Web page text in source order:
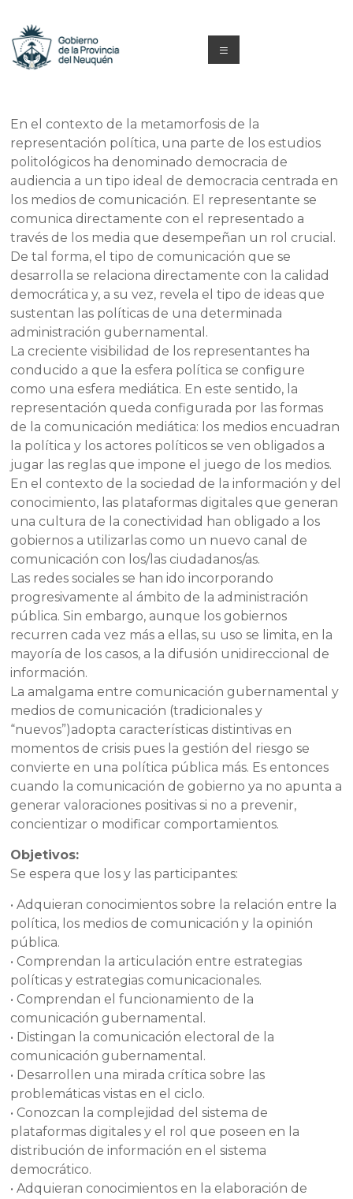
contenido
y
Formación
Neuquén
Menú
En el contexto de la metamorfosis de la
representación política, una parte de los estudios
politológicos ha denominado democracia de
audiencia a un tipo ideal de democracia centrada en
los medios de comunicación. El representante se
comunica directamente con el representado a
través de los media que desempeñan un rol crucial.
De tal forma, el tipo de comunicación que se
desarrolla se relaciona directamente con la calidad
democrática y, a su vez, revela el tipo de ideas que
sustentan las políticas de una determinada
administración gubernamental.
La creciente visibilidad de los representantes ha
conducido a que la esfera política se configure
como una esfera mediática. En este sentido, la
representación queda configurada por las formas
de la comunicación mediática: los medios encuadran
la política y los actores políticos se ven obligados a
jugar las reglas que impone el juego de los medios.
En el contexto de la sociedad de la información y del
conocimiento, las plataformas digitales que generan
una cultura de la conectividad han obligado a los
gobiernos a utilizarlas como un nuevo canal de
comunicación con los/las ciudadanos/as.
Las redes sociales se han ido incorporando
progresivamente al ámbito de la administración
pública. Sin embargo, aunque los gobiernos
recurren cada vez más a ellas, su uso se limita, en la
mayoría de los casos, a la difusión unidireccional de
información.
La amalgama entre comunicación gubernamental y
medios de comunicación (tradicionales y
“nuevos”)adopta características distintivas en
momentos de crisis pues la gestión del riesgo se
convierte en una política pública más. Es entonces
cuando la comunicación de gobierno ya no apunta a
generar valoraciones positivas si no a prevenir,
concientizar o modificar comportamientos.
Objetivos:
Se espera que los y las participantes:
• Adquieran conocimientos sobre la relación entre la
política, los medios de comunicación y la opinión
pública.
• Comprendan la articulación entre estrategias
políticas y estrategias comunicacionales.
• Comprendan el funcionamiento de la
comunicación gubernamental.
• Distingan la comunicación electoral de la
comunicación gubernamental.
• Desarrollen una mirada crítica sobre las
problemáticas vistas en el ciclo.
• Conozcan la complejidad del sistema de
plataformas digitales y el rol que poseen en la
distribución de información en el sistema
democrático.
• Adquieran conocimientos en la elaboración de